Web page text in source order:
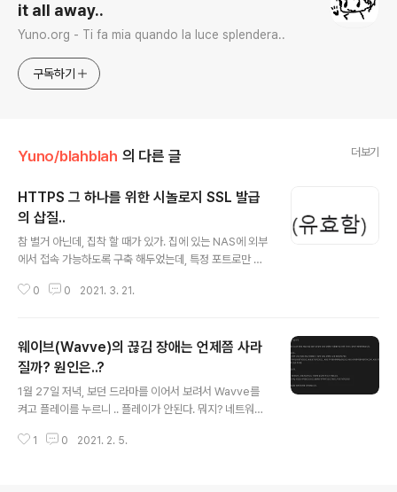
it all away..
Yuno.org - Ti fa mia quando la luce splendera..
구독하기
Yuno/blahblah 의 다른 글 더보기
HTTPS 그 하나를 위한 시놀로지 SSL 발급
의 삽질..
참 별거 아닌데, 집착 할 때가 있가. 집에 있는 NAS에 외부
에서 접속 가능하도록 구축 해두었는데, 특정 포트로만 접
SL 이 적용 안된 HTTP에서는 경고가 나오길래 .. SSL 적
처리로는 상당히 고생을 선물 받는다. 간신히 처리 하고, 다
시 정리해도 lets encrypt 인증서는 3개월짜리라 3개월
마다 이짓을.. 돈의 힘을 빌리는게 제일 빠르다는걸 1년이
지난 이제서야 해보고 알게 됨. ssls.com 에서 1년당 5달
료 이 메세지 하나를 위해 이 얼마나 고생 했는가! 완..
0 0 2021. 3. 21.
웨이브(Wavve)의 끊김 장애는 언제쯤 사라
질까? 원인은..?
1월 27일 저녁, 보던 드라마를 이어서 보려서 Wavve를
켜고 플레이를 누르니 .. 플레이가 안된다. 뭐지? 네트워크
어보니 정상.. 넷플릭스로 다른걸 보다가 다음날 다시 해보
1 0 2021. 2. 5.